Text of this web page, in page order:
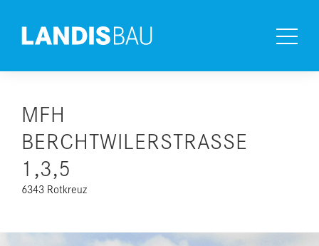
MFH
BERCHTWILERSTRASSE
1,3,5
6343 Rotkreuz